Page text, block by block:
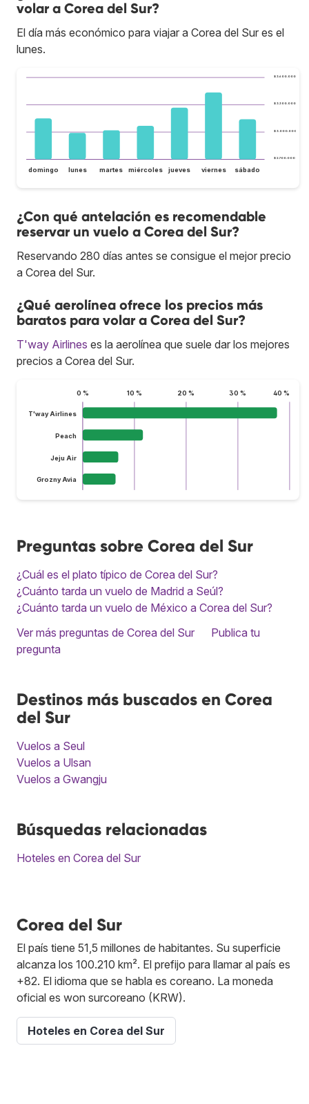
volar a Corea del Sur?
El día más económico para viajar a Corea del Sur es el
lunes.
$ 2.700.000
$ 3.000.000
$ 3.300.000
$ 3.600.000
domingo lunes martes miércoles jueves viernes sábado
¿Con qué antelación es recomendable
reservar un vuelo a Corea del Sur?
Reservando 280 días antes se consigue el mejor precio
a Corea del Sur.
¿Qué aerolínea ofrece los precios más
baratos para volar a Corea del Sur?
T'way Airlines es la aerolínea que suele dar los mejores
precios a Corea del Sur.
0 % 10 % 20 % 30 % 40 %
T'way Airlines
Peach
Jeju Air
Grozny Avia
Preguntas sobre Corea del Sur
¿Cuál es el plato típico de Corea del Sur?
¿Cuánto tarda un vuelo de Madrid a Seúl?
¿Cuánto tarda un vuelo de México a Corea del Sur?
Ver más preguntas de Corea del Sur
Publica tu
pregunta
Destinos más buscados en Corea
del Sur
Vuelos a Seul
Vuelos a Ulsan
Vuelos a Gwangju
Búsquedas relacionadas
Hoteles en Corea del Sur
Corea del Sur
El país tiene 51,5 millones de habitantes. Su superficie
alcanza los 100.210 km². El prefijo para llamar al país es
+82. El idioma que se habla es coreano. La moneda
oficial es won surcoreano (KRW).
Hoteles en Corea del Sur